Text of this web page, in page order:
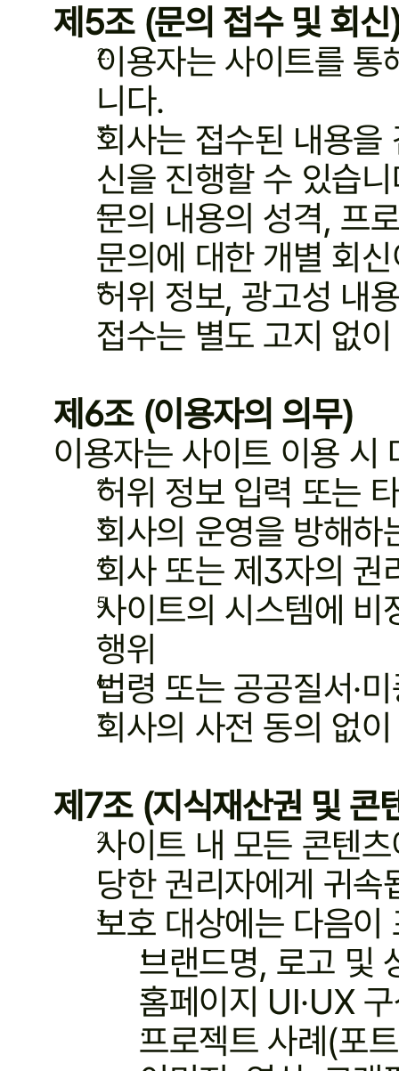
제5조 (문의 접수 및 회신
이용자는 사이트를 통
니다.
회사는 접수된 내용
신을 진행할 수 있습
문의 내용의 성격, 프
문의에 대한 개별 회
허위 정보, 광고성 내
접수는 별도 고지 없
제6조 (이용자의 의무)
이용자는 사이트 이용 시
허위 정보 입력 또는
회사의 운영을 방해하
회사 또는 제3자의 권
사이트의 시스템에 비
행위
법령 또는 공공질서·
회사의 사전 동의 없
제7조 (지식재산권 및 콘
사이트 내 모든 콘텐
당한 권리자에게 귀속
보호 대상에는 다음이
브랜드명, 로고 및
홈페이지 UI·UX
프로젝트 사례(포